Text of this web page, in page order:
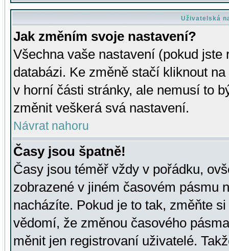
Uživatelská
Jak změním svoje nastavení?
Všechna vaše nastavení (pokud
databázi. Ke změně stačí kliknout
v horní části stránky, ale nemusí to
změnit veškerá svá nastavení.
Návrat nahoru
Časy jsou špatně!
Časy jsou téměř vždy v pořádku,
zobrazené v jiném časovém pásmu
nacházíte. Pokud je to tak, změňte
vědomí, že změnou časového
měnit jen registrovaní uživatelé.